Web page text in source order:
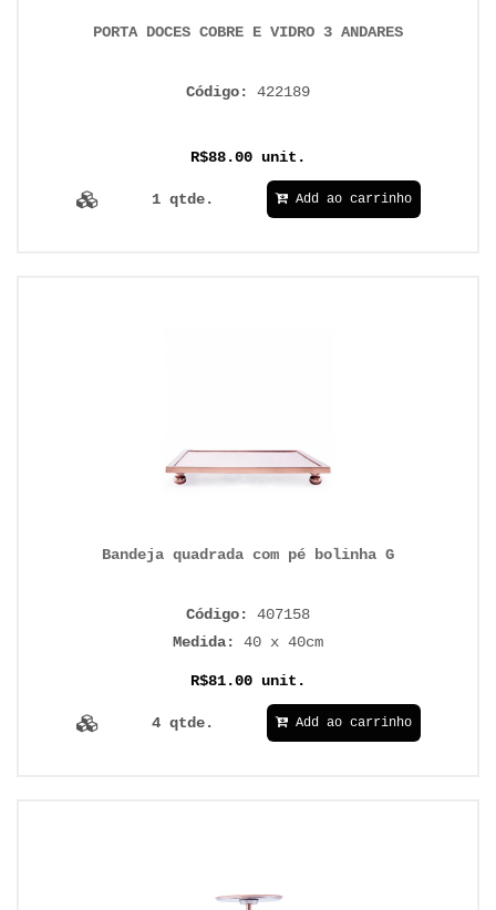
PORTA DOCES COBRE E VIDRO 3 ANDARES
Código: 422189
R$88.00 unit.
1 qtde. Add ao carrinho
Bandeja quadrada com pé bolinha G
Código: 407158
Medida: 40 x 40cm
R$81.00 unit.
4 qtde. Add ao carrinho